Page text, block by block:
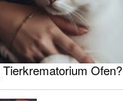
Ofen?